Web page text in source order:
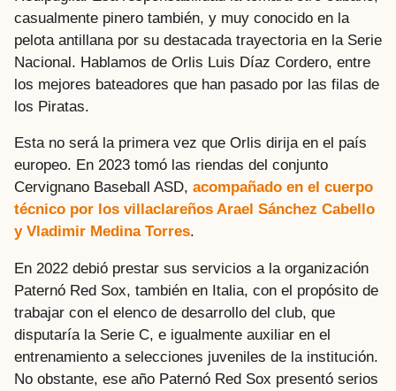
casualmente pinero también, y muy conocido en la
pelota antillana por su destacada trayectoria en la Serie
Nacional. Hablamos de Orlis Luis Díaz Cordero, entre
los mejores bateadores que han pasado por las filas de
los Piratas.
Esta no será la primera vez que Orlis dirija en el país
europeo. En 2023 tomó las riendas del conjunto
Cervignano Baseball ASD, acompañado en el cuerpo
técnico por los villaclareños Arael Sánchez Cabello
y Vladimir Medina Torres.
En 2022 debió prestar sus servicios a la organización
Paternó Red Sox, también en Italia, con el propósito de
trabajar con el elenco de desarrollo del club, que
disputaría la Serie C, e igualmente auxiliar en el
entrenamiento a selecciones juveniles de la institución.
No obstante, ese año Paternó Red Sox presentó serios